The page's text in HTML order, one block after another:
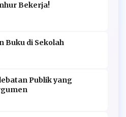
Bekerja!
Buku di Sekolah
Publik yang